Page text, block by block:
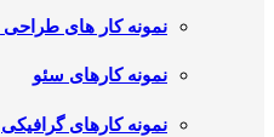
نمونه کار های طراحی
نمونه کارهای سئو
نمونه کارهای گرافیکی